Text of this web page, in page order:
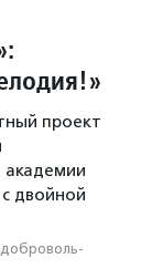
проект
академии
с двойной
доброволь­